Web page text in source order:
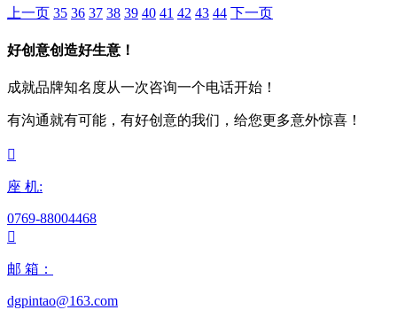
上一页 35 36 37 38 39 40 41 42 43 44 下一页
好创意创造好生意！
成就品牌知名度从一次咨询一个电话开始！
有沟通就有可能，有好创意的我们，给您更多意外惊喜！

座 机:
0769-88004468

邮 箱：
dgpintao@163.com